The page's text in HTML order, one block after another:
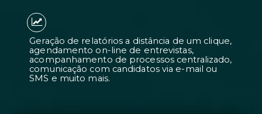
Candidatos 7 vezes mais adequados
contratações 2 vezes mais rápidas.